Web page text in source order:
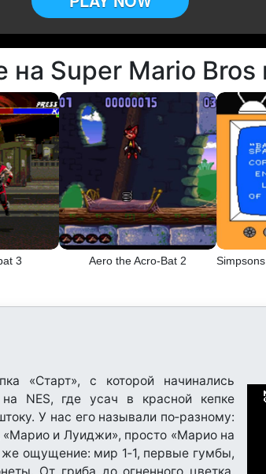
на Super Mario Bros
3 Aero the Acro-Bat 2
«Старт», с которой начинались
NES, где усач в красной кепке
У нас его называли по‑разному:
и Луиджи», просто «Марио на
ощущение: мир 1‑1, первые гумбы,